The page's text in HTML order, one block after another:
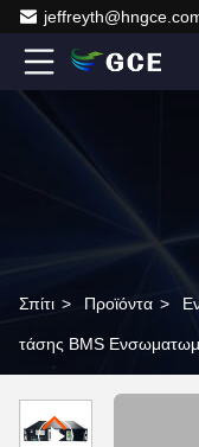
Σπίτι > Προϊόντα >
τάσης BMS
αποθήκευση ενέργειας